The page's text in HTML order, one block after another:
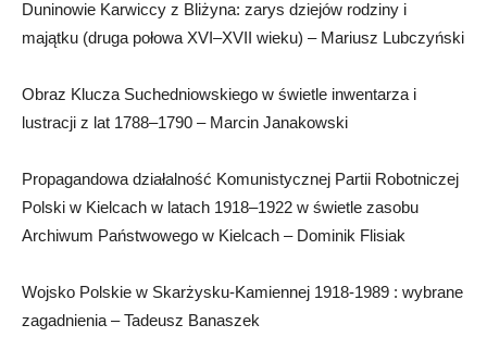
Duninowie Karwiccy z Bliżyna: zarys dziejów rodziny i
majątku (druga połowa XVI–XVII wieku) – Mariusz Lubczyński
Obraz Klucza Suchedniowskiego w świetle inwentarza i
lustracji z lat 1788–1790 – Marcin Janakowski
Propagandowa działalność Komunistycznej Partii Robotniczej
Polski w Kielcach w latach 1918–1922 w świetle zasobu
Archiwum Państwowego w Kielcach – Dominik Flisiak
Wojsko Polskie w Skarżysku-Kamiennej 1918-1989 : wybrane
zagadnienia – Tadeusz Banaszek